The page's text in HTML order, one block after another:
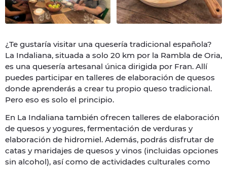
¿Te gustaría visitar una quesería tradicional española?
La Indaliana, situada a solo 20 km por la Rambla de Oria,
es una quesería artesanal única dirigida por Fran. Allí
puedes participar en talleres de elaboración de quesos
donde aprenderás a crear tu propio queso tradicional.
Pero eso es solo el principio.
En La Indaliana también ofrecen talleres de elaboración
de quesos y yogures, fermentación de verduras y
elaboración de hidromiel. Además, podrás disfrutar de
catas y maridajes de quesos y vinos (incluidas opciones
sin alcohol), así como de actividades culturales como